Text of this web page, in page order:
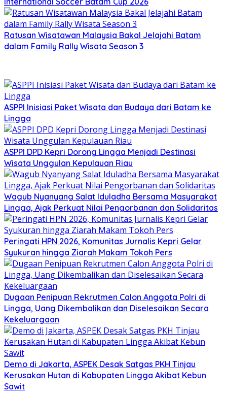
Ratusan Wisatawan Malaysia Bakal Jelajahi Batam
dalam Family Rally Wisata Season 3
ASPPI Inisiasi Paket Wisata dan Budaya dari Batam ke
Lingga
ASPPI DPD Kepri Dorong Lingga Menjadi Destinasi
Wisata Unggulan Kepulauan Riau
Wagub Nyanyang Salat Iduladha Bersama Masyarakat
Lingga, Ajak Perkuat Nilai Pengorbanan dan Solidaritas
Peringati HPN 2026, Komunitas Jurnalis Kepri Gelar
Syukuran hingga Ziarah Makam Tokoh Pers
Dugaan Penipuan Rekrutmen Calon Anggota Polri di
Lingga, Uang Dikembalikan dan Diselesaikan Secara
Kekeluargaan
Demo di Jakarta, ASPEK Desak Satgas PKH Tinjau
Kerusakan Hutan di Kabupaten Lingga Akibat Kebun
Sawit